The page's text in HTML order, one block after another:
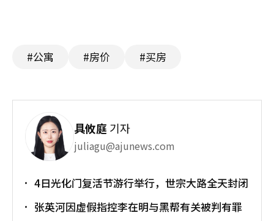
#公寓 #房价 #买房
具攸庭 기자
juliagu@ajunews.com
4日光化门复活节游行举行，世宗大路全天封闭
张英河因虚假指控李在明与黑帮有关被判有罪